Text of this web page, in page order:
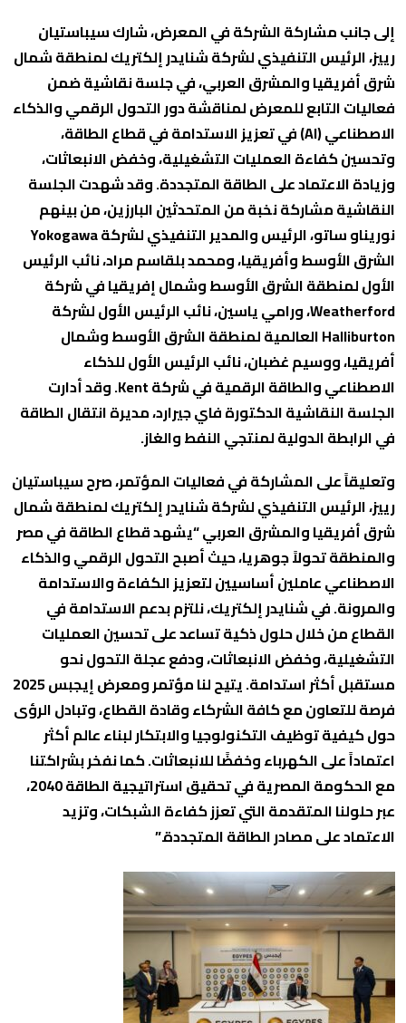
إلى جانب مشاركة الشركة في المعرض، شارك سيباستيان
رييز، الرئيس التنفيذي لشركة شنايدر إلكتريك لمنطقة شمال
شرق أفريقيا والمشرق العربي، في جلسة نقاشية ضمن
فعاليات التابع للمعرض لمناقشة دور التحول الرقمي والذكاء
الاصطناعي (AI) في تعزيز الاستدامة في قطاع الطاقة،
وتحسين كفاءة العمليات التشغيلية، وخفض الانبعاثات،
وزيادة الاعتماد على الطاقة المتجددة. وقد شهدت الجلسة
النقاشية مشاركة نخبة من المتحدثين البارزين، من بينهم
نوريناو ساتو، الرئيس والمدير التنفيذي لشركة Yokogawa
الشرق الأوسط وأفريقيا، ومحمد بلقاسم مراد، نائب الرئيس
الأول لمنطقة الشرق الأوسط وشمال إفريقيا في شركة
Weatherford، ورامي ياسين، نائب الرئيس الأول لشركة
Halliburton العالمية لمنطقة الشرق الأوسط وشمال
أفريقيا، ووسيم غضبان، نائب الرئيس الأول للذكاء
الاصطناعي والطاقة الرقمية في شركة Kent. وقد أدارت
الجلسة النقاشية الدكتورة فاي جيرارد، مديرة انتقال الطاقة
في الرابطة الدولية لمنتجي النفط والغاز.
وتعليقاً على المشاركة في فعاليات المؤتمر، صرح سيباستيان
رييز، الرئيس التنفيذي لشركة شنايدر إلكتريك لمنطقة شمال
شرق أفريقيا والمشرق العربي “يشهد قطاع الطاقة في مصر
والمنطقة تحولاً جوهريا، حيث أصبح التحول الرقمي والذكاء
الاصطناعي عاملين أساسيين لتعزيز الكفاءة والاستدامة
والمرونة. في شنايدر إلكتريك، نلتزم بدعم الاستدامة في
القطاع من خلال حلول ذكية تساعد على تحسين العمليات
التشغيلية، وخفض الانبعاثات، ودفع عجلة التحول نحو
مستقبل أكثر استدامة. يتيح لنا مؤتمر ومعرض إيجبس 2025
فرصة للتعاون مع كافة الشركاء وقادة القطاع، وتبادل الرؤى
حول كيفية توظيف التكنولوجيا والابتكار لبناء عالم أكثر
اعتماداً على الكهرباء وخفضًا للانبعاثات. كما نفخر بشراكتنا
مع الحكومة المصرية في تحقيق استراتيجية الطاقة 2040،
عبر حلولنا المتقدمة التي تعزز كفاءة الشبكات، وتزيد
الاعتماد على مصادر الطاقة المتجددة.”